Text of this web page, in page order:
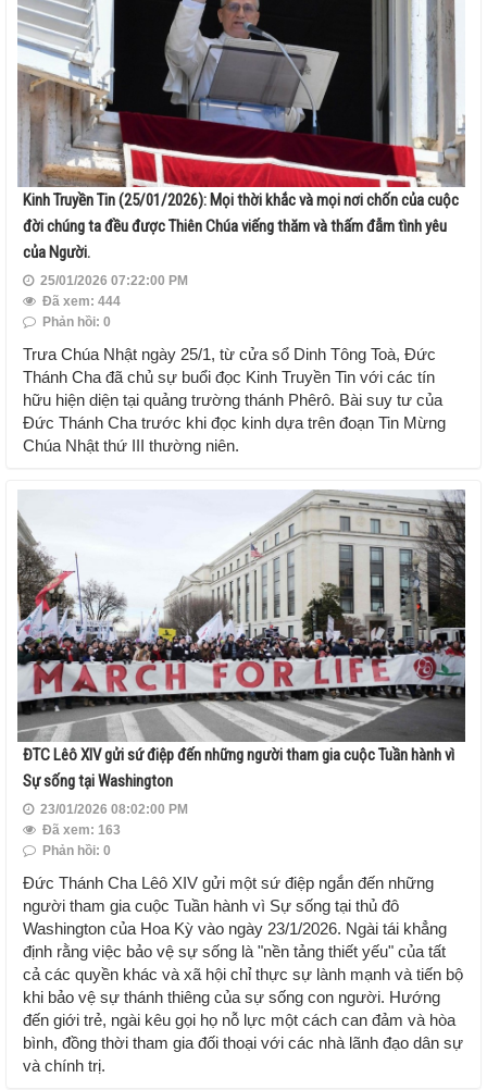
Kinh Truyền Tin (25/01/2026): Mọi thời khắc và mọi nơi chốn của cuộc
đời chúng ta đều được Thiên Chúa viếng thăm và thấm đẫm tình yêu
của Người.
25/01/2026 07:22:00 PM
Đã xem: 444
Phản hồi: 0
Trưa Chúa Nhật ngày 25/1, từ cửa sổ Dinh Tông Toà, Đức
Thánh Cha đã chủ sự buổi đọc Kinh Truyền Tin với các tín
hữu hiện diện tại quảng trường thánh Phêrô. Bài suy tư của
Đức Thánh Cha trước khi đọc kinh dựa trên đoạn Tin Mừng
Chúa Nhật thứ III thường niên.
ĐTC Lêô XIV gửi sứ điệp đến những người tham gia cuộc Tuần hành vì
Sự sống tại Washington
23/01/2026 08:02:00 PM
Đã xem: 163
Phản hồi: 0
Đức Thánh Cha Lêô XIV gửi một sứ điệp ngắn đến những
người tham gia cuộc Tuần hành vì Sự sống tại thủ đô
Washington của Hoa Kỳ vào ngày 23/1/2026. Ngài tái khẳng
định rằng việc bảo vệ sự sống là "nền tảng thiết yếu" của tất
cả các quyền khác và xã hội chỉ thực sự lành mạnh và tiến bộ
khi bảo vệ sự thánh thiêng của sự sống con người. Hướng
đến giới trẻ, ngài kêu gọi họ nỗ lực một cách can đảm và hòa
bình, đồng thời tham gia đối thoại với các nhà lãnh đạo dân sự
và chính trị.